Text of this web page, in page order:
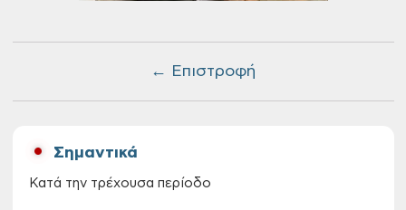
← Επιστροφή
Σημαντικά
Κατά την τρέχουσα περίοδο